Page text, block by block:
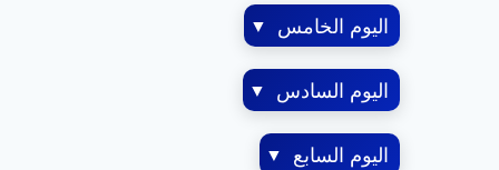
اليوم الخامس ▼
اليوم السادس ▼
اليوم السابع ▼